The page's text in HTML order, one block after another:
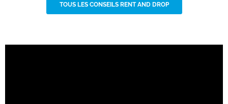
TOUS LES CONSEILS RENT AND DROP